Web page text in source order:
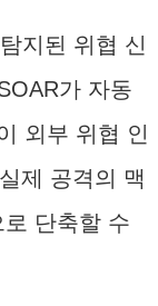
지된 위협 신
가 자동
외부 위협 인
제 공격의 맥
단축할 수